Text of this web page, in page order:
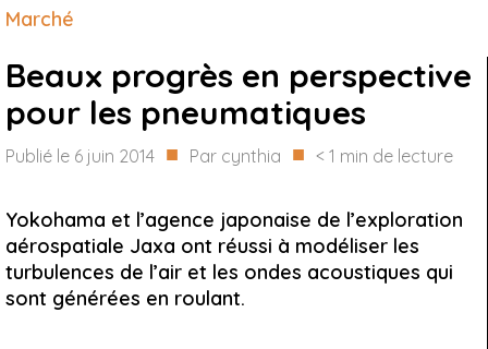
Marché
Beaux progrès en perspective
pour les pneumatiques
Publié le 6 juin 2014 ■ Par cynthia ■ < 1 min de lecture
Yokohama et l’agence japonaise de l’exploration
aérospatiale Jaxa ont réussi à modéliser les
turbulences de l’air et les ondes acoustiques qui
sont générées en roulant.